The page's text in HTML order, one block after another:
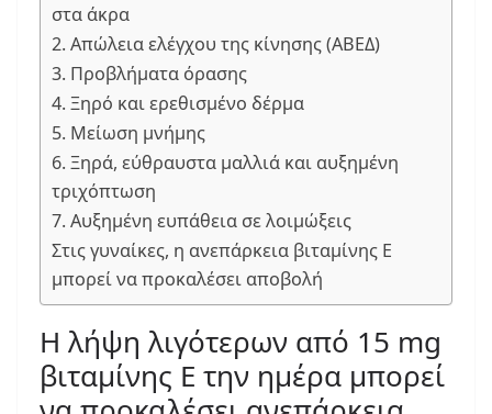
στα άκρα
2. Απώλεια ελέγχου της κίνησης (ΑΒΕΔ)
3. Προβλήματα όρασης
4. Ξηρό και ερεθισμένο δέρμα
5. Μείωση μνήμης
6. Ξηρά, εύθραυστα μαλλιά και αυξημένη
τριχόπτωση
7. Αυξημένη ευπάθεια σε λοιμώξεις
Στις γυναίκες, η ανεπάρκεια βιταμίνης Ε
μπορεί να προκαλέσει αποβολή
Η λήψη λιγότερων από 15 mg
βιταμίνης Ε την ημέρα μπορεί